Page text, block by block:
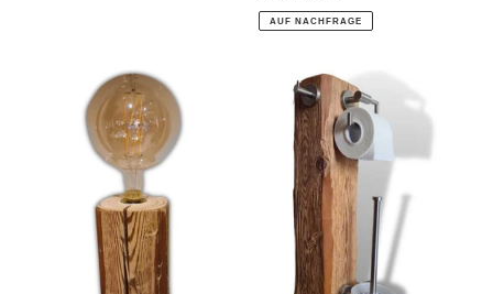
Preis
AUF NACHFRAGE
Tischleuchte
Altholz
Toilettenständer